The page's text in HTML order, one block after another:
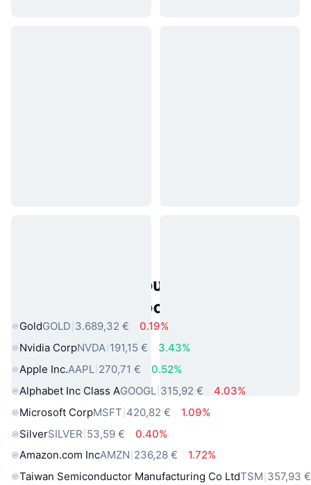
Δημοφιλή περιουσιακά στοιχεία
πραγματικού κόσμου
GoldGOLD 3.689,32 €
0.19%
Nvidia CorpNVDA 191,15 €
3.43%
Apple Inc.AAPL 270,71 €
0.52%
Alphabet Inc Class AGOOGL 315,92 €
4.03%
Microsoft CorpMSFT 420,82 €
1.09%
SilverSILVER 53,59 €
0.40%
Amazon.com IncAMZN 236,28 €
1.72%
Taiwan Semiconductor Manufacturing Co LtdTSM 357,93 €